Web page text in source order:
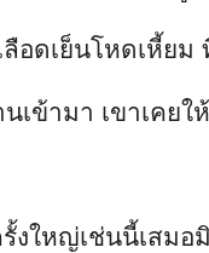
งใหญ่เช่นนี้เสมอ